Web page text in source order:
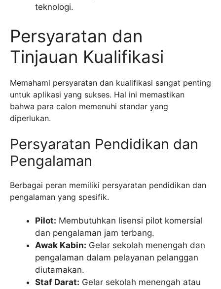
teknologi.
Persyaratan dan
Tinjauan Kualifikasi
Memahami persyaratan dan kualifikasi sangat penting
untuk aplikasi yang sukses. Hal ini memastikan
bahwa para calon memenuhi standar yang
diperlukan.
Persyaratan Pendidikan dan
Pengalaman
Berbagai peran memiliki persyaratan pendidikan dan
pengalaman yang spesifik.
Pilot: Membutuhkan lisensi pilot komersial
dan pengalaman jam terbang.
Awak Kabin: Gelar sekolah menengah dan
pengalaman dalam pelayanan pelanggan
diutamakan.
Staf Darat: Gelar sekolah menengah atau